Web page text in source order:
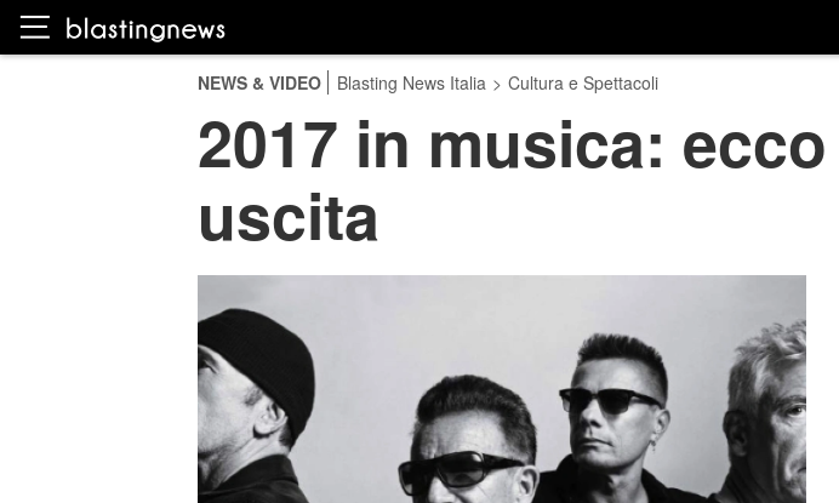
NEWS & VIDEO Blasting News Italia > Cultura e Spettacoli
2017 in musica:
uscita